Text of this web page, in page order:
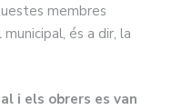
membres
és a dir, la
i els obrers es van